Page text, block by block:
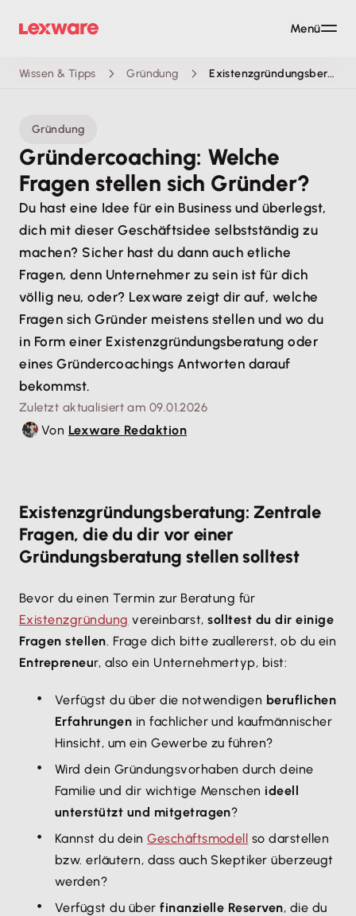
Wissen & Tipps Gründung Existenz­gründungs­beratung
Gründung
Gründercoaching: Welche
Fragen stellen sich Gründer?
Du hast eine Idee für ein Business und überlegst,
dich mit dieser Geschäftsidee selbstständig zu
machen? Sicher hast du dann auch etliche
Fragen, denn Unternehmer zu sein ist für dich
völlig neu, oder? Lexware zeigt dir auf, welche
Fragen sich Gründer meistens stellen und wo du
in Form einer Existenzgründungsberatung oder
eines Gründercoachings Antworten darauf
bekommst.
Zuletzt aktualisiert am 09.01.2026
Von Lexware Redaktion
Existenzgründungsberatung: Zentrale
Fragen, die du dir vor einer
Gründungsberatung stellen solltest
Bevor du einen Termin zur Beratung für
Existenzgründung vereinbarst,solltest du dir einige
Fragen stellen. Frage dich bitte zuallererst, ob du ein
Entrepreneur, also ein Unternehmertyp, bist:
Verfügst du über die notwendigen beruflichen
Erfahrungen in fachlicher und kaufmännischer
Hinsicht, um ein Gewerbe zu führen?
Wird dein Gründungsvorhaben durch deine
Familie und dir wichtige Menschen ideell
unterstützt und mitgetragen?
Kannst du deinGeschäftsmodell so darstellen
bzw. erläutern, dass auch Skeptiker überzeugt
werden?
Verfügst du überfinanzielle Reserven, die du
Menü